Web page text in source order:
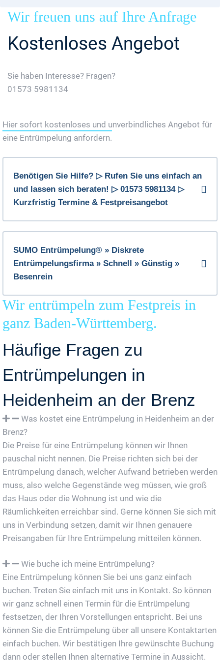
Wir freuen uns auf Ihre Anfrage
Kostenloses Angebot
Sie haben Interesse? Fragen?
01573 5981134
Hier sofort kostenloses und unverbindliches Angebot für
eine Entrümpelung anfordern.
Benötigen Sie Hilfe? ▷ Rufen Sie uns einfach an
und lassen sich beraten! ▷ 01573 5981134 ▷
Kurzfristig Termine & Festpreisangebot
SUMO Entrümpelung® » Diskrete
Entrümpelungsfirma » Schnell » Günstig »
Besenrein
Wir entrümpeln zum Festpreis in
ganz Baden-Württemberg.
Häufige Fragen zu
Entrümpelungen in
Heidenheim an der Brenz
Was kostet eine Entrümpelung in Heidenheim an der
Brenz?
Die Preise für eine Entrümpelung können wir Ihnen
pauschal nicht nennen. Die Preise richten sich bei der
Entrümpelung danach, welcher Aufwand betrieben werden
muss, also welche Gegenstände weg müssen, wie groß
das Haus oder die Wohnung ist und wie die
Räumlichkeiten erreichbar sind. Gerne können Sie sich mit
uns in Verbindung setzen, damit wir Ihnen genauere
Preisangaben für Ihre Entrümpelung mitteilen können.
Wie buche ich meine Entrümpelung?
Eine Entrümpelung können Sie bei uns ganz einfach
buchen. Treten Sie einfach mit uns in Kontakt. So können
wir ganz schnell einen Termin für die Entrümpelung
festsetzen, der Ihren Vorstellungen entspricht. Bei uns
können Sie die Entrümpelung über all unsere Kontaktarten
einfach buchen. Wir bestätigen Ihre gewünschte Buchung
dann oder stellen Ihnen alternative Termine in Aussicht.